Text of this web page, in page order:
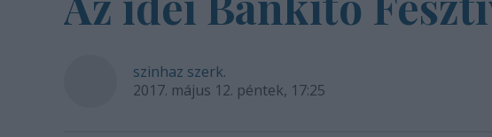
szinhaz szerk.
2017. május 12. péntek, 17:25